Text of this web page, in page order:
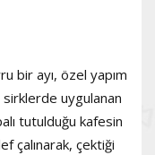
bir ayı, özel yapım
uygulanan
tutulduğu kafesin
çalınarak, çektiği